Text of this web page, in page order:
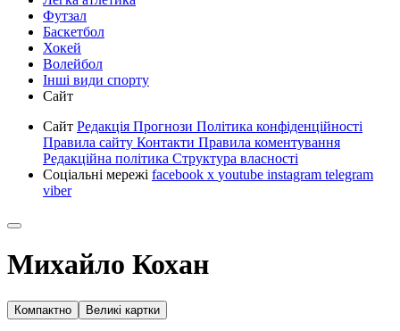
Футзал
Баскетбол
Хокей
Волейбол
Інші види спорту
Сайт
Сайт Редакція Прогнози Політика конфіденційності
Правила сайту Контакти Правила коментування
Редакційна політика Структура власності
Соціальні мережі facebook x youtube instagram telegram
viber
Михайло Кохан
Компактно Великі картки